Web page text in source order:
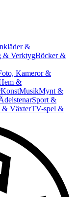
&
& VerktygBöcker &
Kameror &
&
KonstMusikMynt &
Sport &
& VäxterTV-spel &